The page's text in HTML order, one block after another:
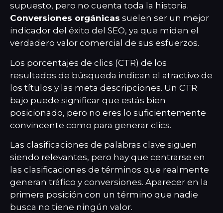
supuesto, pero no cuenta toda la historia.
Conversiones orgánicas suelen ser un mejor
indicador del éxito del SEO, ya que miden el
verdadero valor comercial de sus esfuerzos.
Los porcentajes de clics (CTR) de los
resultados de búsqueda indican el atractivo de
los títulos y las meta descripciones. Un CTR
bajo puede significar que estás bien
posicionado, pero no eres lo suficientemente
convincente como para generar clics.
Las clasificaciones de palabras clave siguen
siendo relevantes, pero hay que centrarse en
las clasificaciones de términos que realmente
generan tráfico y conversiones. Aparecer en la
primera posición con un término que nadie
busca no tiene ningún valor.